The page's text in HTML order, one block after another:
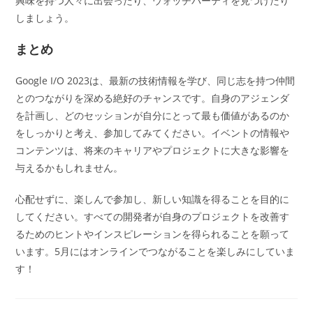
しましょう。
まとめ
Google I/O 2023は、最新の技術情報を学び、同じ志を持つ仲間
とのつながりを深める絶好のチャンスです。自身のアジェンダ
を計画し、どのセッションが自分にとって最も価値があるのか
をしっかりと考え、参加してみてください。イベントの情報や
コンテンツは、将来のキャリアやプロジェクトに大きな影響を
与えるかもしれません。
心配せずに、楽しんで参加し、新しい知識を得ることを目的に
してください。すべての開発者が自身のプロジェクトを改善す
るためのヒントやインスピレーションを得られることを願って
います。5月にはオンラインでつながることを楽しみにしていま
す！